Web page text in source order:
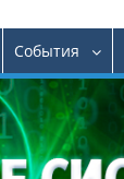
События